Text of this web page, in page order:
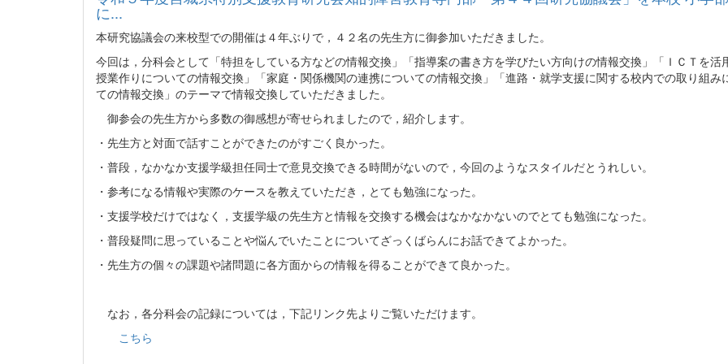
に...
本研究協議会の来校型での開催は４年ぶりで，４２名の先生方に御参加いただきました。
今回は，分科会として「特担をしている方などの情報交換」「指導案の書き方を学びたい方向けの情報交換」「ＩＣＴを活
授業作りについての情報交換」「家庭・関係機関の連携についての情報交換」「進路・就学支援に関する校内での取り組み
ての情報交換」のテーマで情報交換していただきました。
御参会の先生方から多数の御感想が寄せられましたので，紹介します。
・先生方と対面で話すことができたのがすごく良かった。
・普段，なかなか支援学級担任同士で意見交換できる時間がないので，今回のようなスタイルだとうれしい。
・参考になる情報や実際のケースを教えていただき，とても勉強になった。
・支援学校だけではなく，支援学級の先生方と情報を交換する機会はなかなかないのでとても勉強になった。
・普段疑問に思っていることや悩んでいたことについてざっくばらんにお話できてよかった。
・先生方の個々の課題や諸問題に各方面からの情報を得ることができて良かった。
なお，各分科会の記録については，下記リンク先よりご覧いただけます。
こちら